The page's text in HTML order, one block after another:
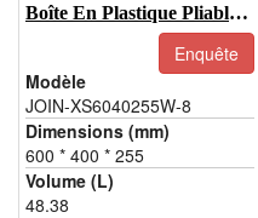
Boîte En Plastique Pliable-JOIN-XS6040255W-8
Enquête
Modèle
JOIN-XS6040255W-8
Dimensions (mm)
600 * 400 * 255
Volume (L)
48.38